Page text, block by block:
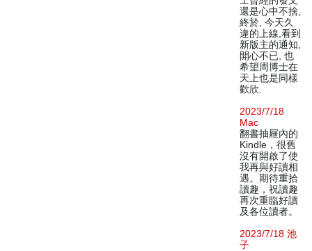
還是心中不捨,
終於, 今天久
違的上線,看到
新版主的通知,
開心不已, 也
希望周博士在
天上也是同樣
歡欣.
2023/7/18
Mac
翻書抽屜內的
Kindle，很舊
沒有開啟了使
我再與好讀相
遇。期待重拾
讀趣，祝讀趣
再次重臨好讀
及各位讀者。
2023/7/18 池
子